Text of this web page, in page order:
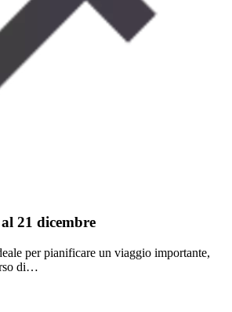
21 dicembre
per pianificare un viaggio importante,
di…